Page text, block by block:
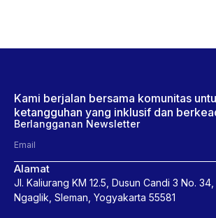
Kami berjalan bersama komunitas
ketangguhan yang inklusif dan
Berlangganan Newsletter
Alamat
Jl. Kaliurang KM 12.5, Dusun Candi 3 No.
Ngaglik, Sleman, Yogyakarta 55581